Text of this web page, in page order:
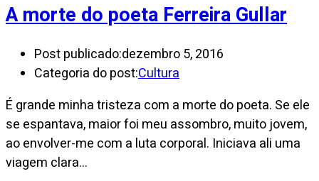
A morte do poeta Ferreira Gullar
Post publicado:dezembro 5, 2016
Categoria do post:Cultura
É grande minha tristeza com a morte do poeta. Se ele
se espantava, maior foi meu assombro, muito jovem,
ao envolver-me com a luta corporal. Iniciava ali uma
viagem clara…